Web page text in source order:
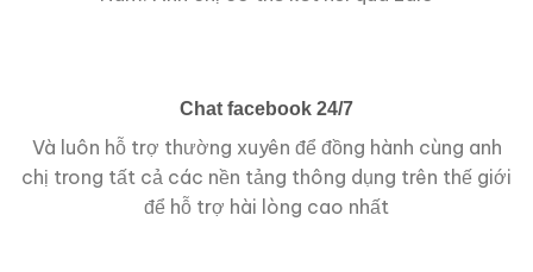
Chat facebook 24/7
Và luôn hỗ trợ thường xuyên để đồng hành cùng anh
chị trong tất cả các nền tảng thông dụng trên thế giới
để hỗ trợ hài lòng cao nhất